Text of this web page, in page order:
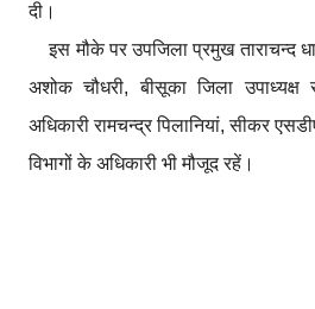
दी।
इस मौके पर उपजिला प्रमुख ताराचन्द
अशोक चौधरी, बीसूका जिला उपाध्यक्ष
अधिकारी रामचन्द्र पिलानियां, सीकर
विभागों के अधिकारी भी मौजूद रहें।